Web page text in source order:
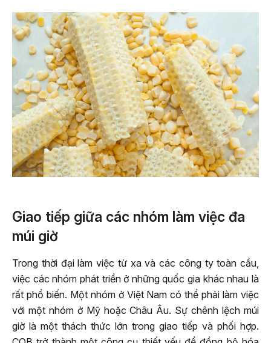
Giao tiếp giữa các nhóm làm việc đa
múi giờ
Trong thời đại làm việc từ xa và các công ty toàn cầu,
việc các nhóm phát triển ở những quốc gia khác nhau là
rất phổ biến. Một nhóm ở Việt Nam có thể phải làm việc
với một nhóm ở Mỹ hoặc Châu Âu. Sự chênh lệch múi
giờ là một thách thức lớn trong giao tiếp và phối hợp.